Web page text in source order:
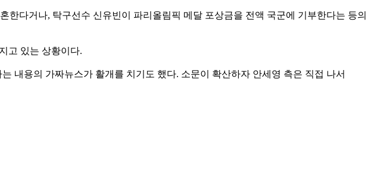
다거나, 탁구선수 신유빈이 파리올림픽 메달 포상금을 전액 국군에 기부한다는 등의
고 있는 상황이다.
내용의 가짜뉴스가 활개를 치기도 했다. 소문이 확산하자 안세영 측은 직접 나서